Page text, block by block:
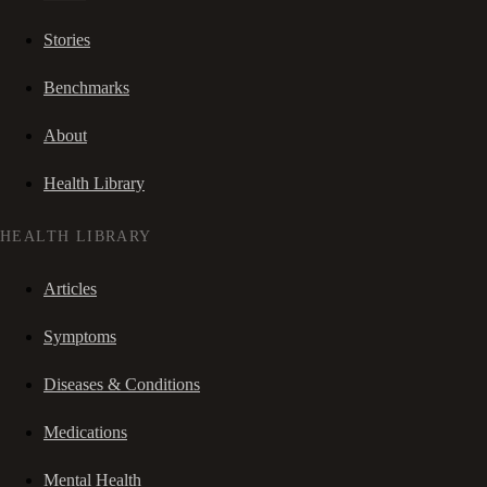
Stories
Benchmarks
About
Health Library
HEALTH LIBRARY
Articles
Symptoms
Diseases & Conditions
Medications
Mental Health